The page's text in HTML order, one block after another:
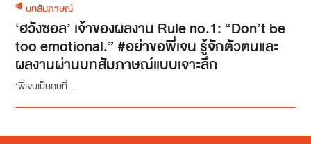
บทสัมภาษณ์
‘ฮวังซอล’ เจ้าของผลงาน Rule no.1: “Don’t be
too emotional.” #อย่าขอพี่เจน รู้จักตัวตนและ
ผลงานผ่านบทสัมภาษณ์แบบเจาะลึก
‘พี่เจนเป็นคนที่...